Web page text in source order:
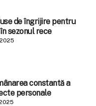
de îngrijire pentru
sezonul rece
constantă a
personale